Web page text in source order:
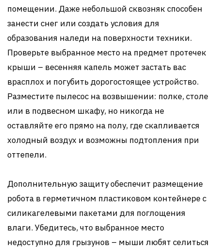
помещении. Даже небольшой сквозняк способен
занести снег или создать условия для
образования наледи на поверхности техники.
Проверьте выбранное место на предмет протечек
крыши – весенняя капель может застать вас
врасплох и погубить дорогостоящее устройство.
Разместите пылесос на возвышении: полке, столе
или в подвесном шкафу, но никогда не
оставляйте его прямо на полу, где скапливается
холодный воздух и возможны подтопления при
оттепели.
Дополнительную защиту обеспечит размещение
робота в герметичном пластиковом контейнере с
силикагелевыми пакетами для поглощения
влаги. Убедитесь, что выбранное место
недоступно для грызунов – мыши любят селиться